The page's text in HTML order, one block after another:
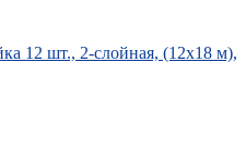
12 шт., 2-слойная, (12х18 м),